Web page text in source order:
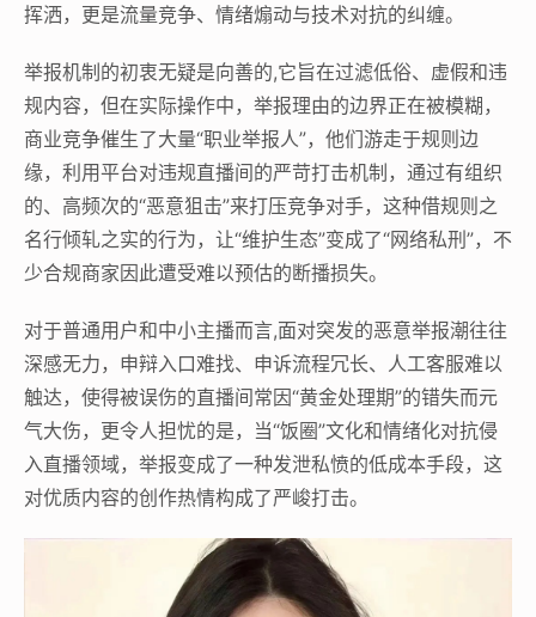
挥洒，更是流量竞争、情绪煽动与技术对抗的纠缠。
举报机制的初衷无疑是向善的,它旨在过滤低俗、虚假和违
规内容，但在实际操作中，举报理由的边界正在被模糊，
商业竞争催生了大量“职业举报人”，他们游走于规则边
缘，利用平台对违规直播间的严苛打击机制，通过有组织
的、高频次的“恶意狙击”来打压竞争对手，这种借规则之
名行倾轧之实的行为，让“维护生态”变成了“网络私刑”，不
少合规商家因此遭受难以预估的断播损失。
对于普通用户和中小主播而言,面对突发的恶意举报潮往往
深感无力，申辩入口难找、申诉流程冗长、人工客服难以
触达，使得被误伤的直播间常因“黄金处理期”的错失而元
气大伤，更令人担忧的是，当“饭圈”文化和情绪化对抗侵
入直播领域，举报变成了一种发泄私愤的低成本手段，这
对优质内容的创作热情构成了严峻打击。